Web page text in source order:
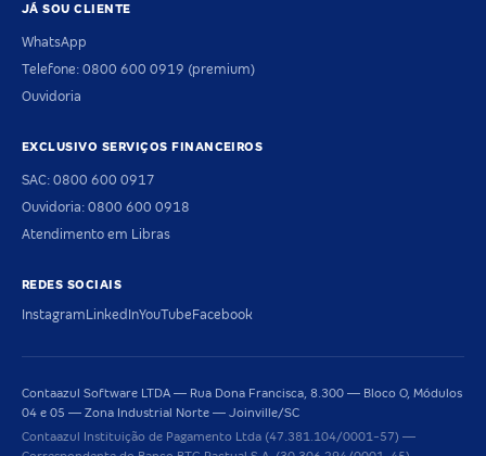
JÁ SOU CLIENTE
WhatsApp
Telefone: 0800 600 0919 (premium)
Ouvidoria
EXCLUSIVO SERVIÇOS FINANCEIROS
SAC: 0800 600 0917
Ouvidoria: 0800 600 0918
Atendimento em Libras
REDES SOCIAIS
InstagramLinkedInYouTubeFacebook
Contaazul Software LTDA — Rua Dona Francisca, 8.300 — Bloco O, Módulos
04 e 05 — Zona Industrial Norte — Joinville/SC
Contaazul Instituição de Pagamento Ltda (47.381.104/0001-57) —